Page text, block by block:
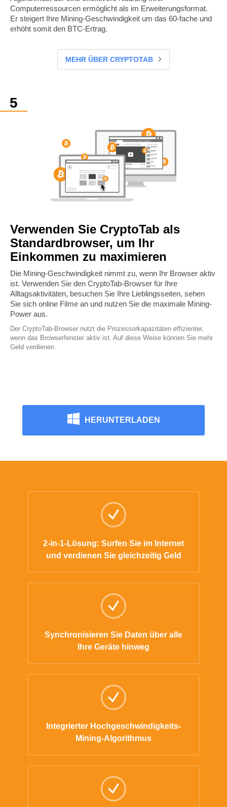
Computerressourcen ermöglicht als im Erweiterungsformat.
Er steigert Ihre Mining-Geschwindigkeit um das 60-fache und
erhöht somit den BTC-Ertrag.
MEHR ÜBER CRYPTOTAB
Verwenden Sie CryptoTab als
Standardbrowser, um Ihr
Einkommen zu maximieren
Die Mining-Geschwindigkeit nimmt zu, wenn Ihr Browser aktiv
ist. Verwenden Sie den CryptoTab-Browser für Ihre
Alltagsaktivitäten, besuchen Sie Ihre Lieblingsseiten, sehen
Sie sich online Filme an und nutzen Sie die maximale Mining-
Power aus.
Der CryptoTab-Browser nutzt die Prozessorkapazitäten effizienter,
wenn das Browserfenster aktiv ist. Auf diese Weise können Sie mehr
Geld verdienen.
HERUNTERLADEN
2-in-1-Lösung: Surfen Sie im Internet
und verdienen Sie gleichzeitig Geld
Synchronisieren Sie Daten über alle
Ihre Geräte hinweg
Integrierter Hochgeschwindigkeits-
Mining-Algorithmus